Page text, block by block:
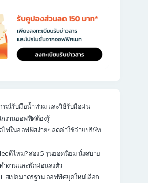
รณ์รับมือน้ำท่วม และวิธีรับมือฝน
งานออฟฟิศต้องรู้
ไฟในออฟฟิศง่ายๆ ลดค่าใช้จ่ายบริษัท
ดีไหม? ส่อง 5 รุ่นยอดนิยม นั่งสบาย
ำงานและพักผ่อนลงตัว
สเปคมาตรฐาน ออฟฟิศยุคใหม่เลือก